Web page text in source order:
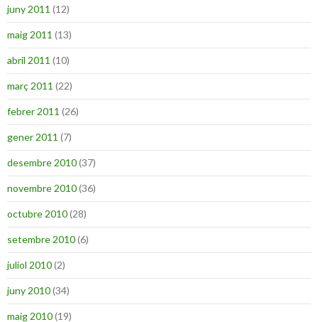
juny 2011 (12)
maig 2011 (13)
abril 2011 (10)
març 2011 (22)
febrer 2011 (26)
gener 2011 (7)
desembre 2010(37)
novembre 2010(36)
octubre 2010(28)
setembre 2010(6)
juliol 2010(2)
juny 2010(34)
maig 2010(19)